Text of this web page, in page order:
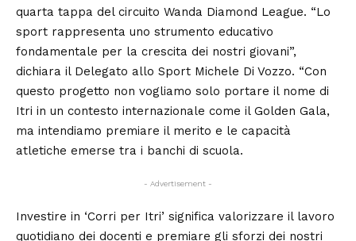
quarta tappa del circuito Wanda Diamond League. “Lo
sport rappresenta uno strumento educativo
fondamentale per la crescita dei nostri giovani”,
dichiara il Delegato allo Sport Michele Di Vozzo. “Con
questo progetto non vogliamo solo portare il nome di
Itri in un contesto internazionale come il Golden Gala,
ma intendiamo premiare il merito e le capacità
atletiche emerse tra i banchi di scuola.
- Advertisement -
Investire in ‘Corri per Itri’ significa valorizzare il lavoro
quotidiano dei docenti e premiare gli sforzi dei nostri